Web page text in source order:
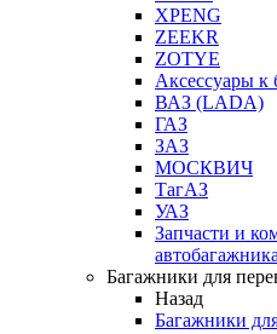
XPENG
ZEEKR
ZOTYE
Аксессуары к
ВАЗ (LADA)
ГАЗ
ЗАЗ
МОСКВИЧ
ТагАЗ
УАЗ
Запчасти и
Багажники для
Назад
Багажники